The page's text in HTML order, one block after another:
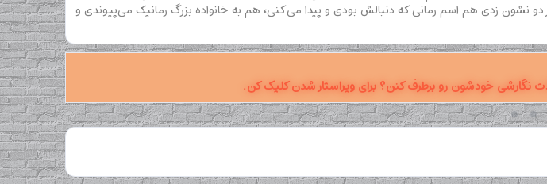
دو نشون زدی هم اسم رمانی که دنبالش بودی و پیدا می‌کنی، هم به خانواده بزرگ رمانیک می‌پیوندی و
نگارشی خودشون رو برطرف کنن؟ برای ویراستار شدن کلیک کن.